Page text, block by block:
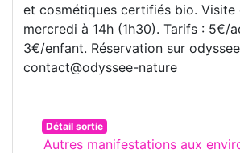
et cosmétiques certifiés bio. Visite
mercredi à 14h (1h30). Tarifs : 5€/
3€/enfant. Réservation sur
contact@odyssee-nature
Détail sortie
Autres manifestations aux